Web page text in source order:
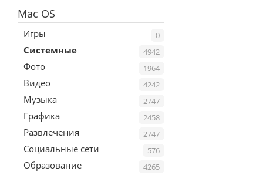
Mac OS
0
Игры
4942
Системные
1964
Фото
4242
Видео
2747
Музыка
2458
Графика
2747
Развлечения
576
Социальные сети
4265
Образование